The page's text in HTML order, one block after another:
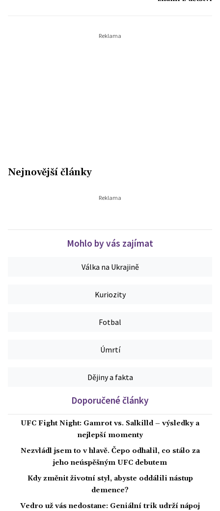
Nejnovější články
Mohlo by vás zajímat
Válka na Ukrajině
Kuriozity
Fotbal
Úmrtí
Dějiny a fakta
Doporučené články
UFC Fight Night: Gamrot vs. Salkilld – výsledky a
nejlepší momenty
Nezvládl jsem to v hlavě. Čepo odhalil, co stálo za
jeho neúspěšným UFC debutem
Kdy změnit životní styl, abyste oddálili nástup
demence?
Vedro už vás nedostane: Geniální trik udrží nápoj